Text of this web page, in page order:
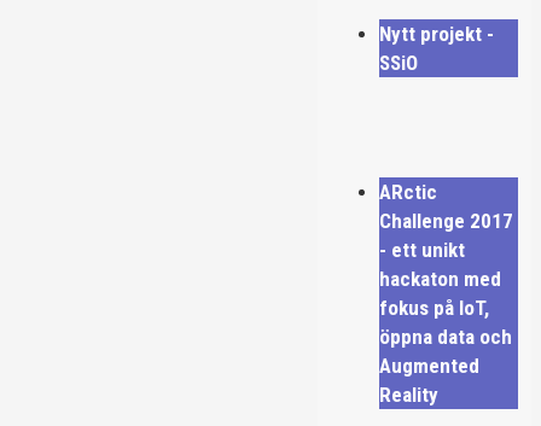
Nytt projekt -
SSiO
ARctic
Challenge 2017
- ett unikt
hackaton med
fokus på IoT,
öppna data och
Augmented
Reality